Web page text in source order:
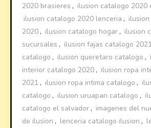
2020 brasieres , ilusion catalogo 2020
ilusion catalogo 2020 lenceria ,
2020 , ilusion catalogo hogar , ilusion
sucursales , ilusion fajas catalogo 2021
catalogo , ilusion queretaro catalogo ,
interior catalogo 2020 , ilusion ropa
2021 , ilusion ropa intima catalogo ,
catalogo , ilusion uruapan catalogo ,
catalogo el salvador , imagenes del
de ilusion , lenceria catalogo ilusion ,